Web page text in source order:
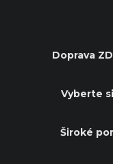
Doprava
Vyberte
Široké